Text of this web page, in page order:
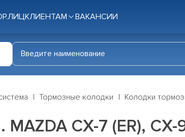
КЛИЕНТАМ ВАКАНСИИ
Тормозные колодки Колодки
CX-7 (ER), CX-